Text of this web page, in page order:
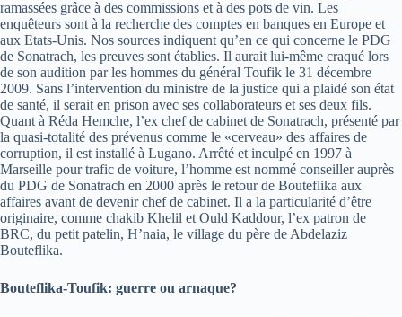
ramassées grâce à des commissions et à des pots de vin. Les
enquêteurs sont à la recherche des comptes en banques en Europe et
aux Etats-Unis. Nos sources indiquent qu’en ce qui concerne le PDG
de Sonatrach, les preuves sont établies. Il aurait lui-même craqué lors
de son audition par les hommes du général Toufik le 31 décembre
2009. Sans l’intervention du ministre de la justice qui a plaidé son état
de santé, il serait en prison avec ses collaborateurs et ses deux fils.
Quant à Réda Hemche, l’ex chef de cabinet de Sonatrach, présenté par
la quasi-totalité des prévenus comme le «cerveau» des affaires de
corruption, il est installé à Lugano. Arrêté et inculpé en 1997 à
Marseille pour trafic de voiture, l’homme est nommé conseiller auprès
du PDG de Sonatrach en 2000 après le retour de Bouteflika aux
affaires avant de devenir chef de cabinet. Il a la particularité d’être
originaire, comme chakib Khelil et Ould Kaddour, l’ex patron de
BRC, du petit patelin, H’naia, le village du père de Abdelaziz
Bouteflika.
Bouteflika-Toufik: guerre ou arnaque?